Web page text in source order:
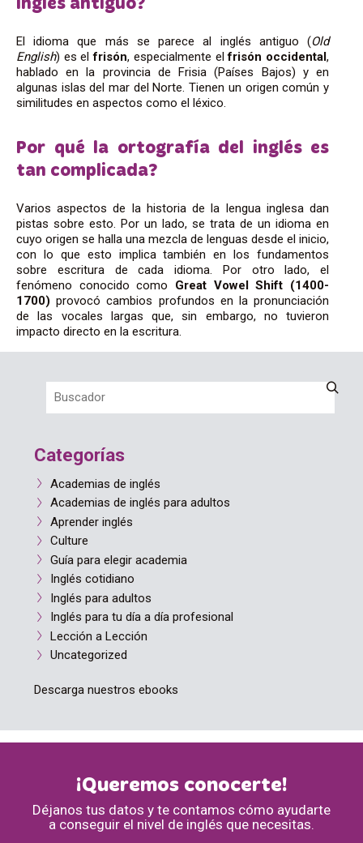
inglés antiguo?
El idioma que más se parece al inglés antiguo (Old
English) es elfrisón, especialmente elfrisón occidental,
hablado en la provincia de Frisia (Países Bajos) y en
algunas islas del mar del Norte. Tienen un origen común y
similitudes en aspectos como el léxico.
Por qué la ortografía del inglés es
tan complicada?
Varios aspectos de la historia de la lengua inglesa dan
pistas sobre esto. Por un lado, se trata de un idioma en
cuyo origen se halla una mezcla de lenguas desde el inicio,
con lo que esto implica también en los fundamentos
sobre escritura de cada idioma. Por otro lado, el
fenómeno conocido como Great Vowel Shift (1400-
1700)provocó cambios profundos en la pronunciación
de las vocales largas que, sin embargo, no tuvieron
impacto directo en la escritura.
Categorías
Academias de inglés
Academias de inglés para adultos
Aprender inglés
Culture
Guía para elegir academia
Inglés cotidiano
Inglés para adultos
Inglés para tu día a día profesional
Lección a Lección
Uncategorized
Descarga nuestros ebooks
¡Queremos conocerte!
Déjanos tus datos y te contamos cómo ayudarte
a conseguir el nivel de inglés que necesitas.